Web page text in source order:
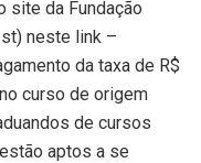
site da Fundação
neste link –
da taxa de R$
curso de origem
de cursos
aptos a se